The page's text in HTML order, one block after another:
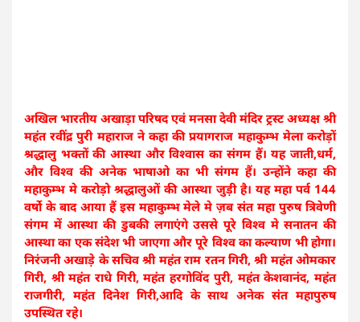
अखिल भारतीय अखाड़ा परिषद एवं मनसा देवी मंदिर ट्रस्ट अध्यक्ष श्री
महंत रवींद्र पुरी महाराज ने कहा की प्रयागराज महाकुम्भ मेला करोड़ों
श्रद्धालु भक्तों की आस्था और विश्वास का संगम हैं। यह जाती,धर्म,
और विश्व की अनेक भाषाओ का भी संगम हैं। उन्होंने कहा की
महाकुम्भ मे करोड़ो श्रद्धालुओं की आस्था जुड़ी है। यह महा पर्व 144
वर्षो के बाद आया हैं इस महाकुम्भ मेले मे ज़ब संत महा पुरुष त्रिवेणी
संगम में आस्था की डुबकी लगाएंगे उससे पूरे विश्व मे सनातन की
आस्था का एक संदेश भी जाएगा और पूरे विश्व का कल्याण भी होगा।
निरंजनी अखाड़े के सचिव श्री महंत राम रतन गिरी, श्री महंत ओमकार
गिरी, श्री महंत राधे गिरी, महंत हरगोविंद पुरी, महंत केशवानंद, महंत
राजगीरी, महंत दिनेश गिरी,आदि के साथ अनेक संत महापुरुष
उपस्थित रहे।